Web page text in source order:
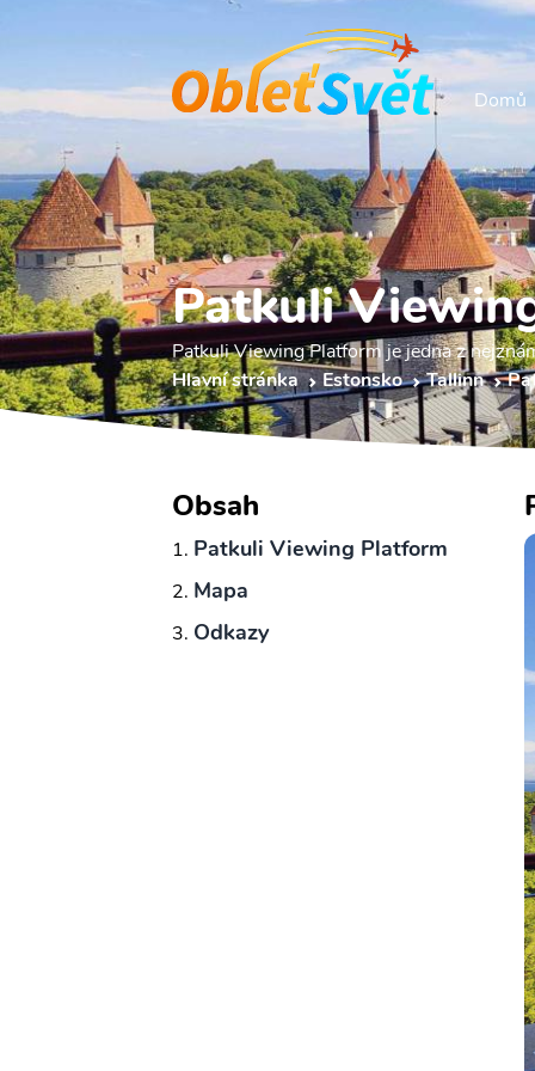
Domů
Patkuli
Patkuli Viewing Platform je jedna z
Hlavní stránka
Estonsko Tallinn
Obsah
Patkuli Viewing Platform
Mapa
Odkazy